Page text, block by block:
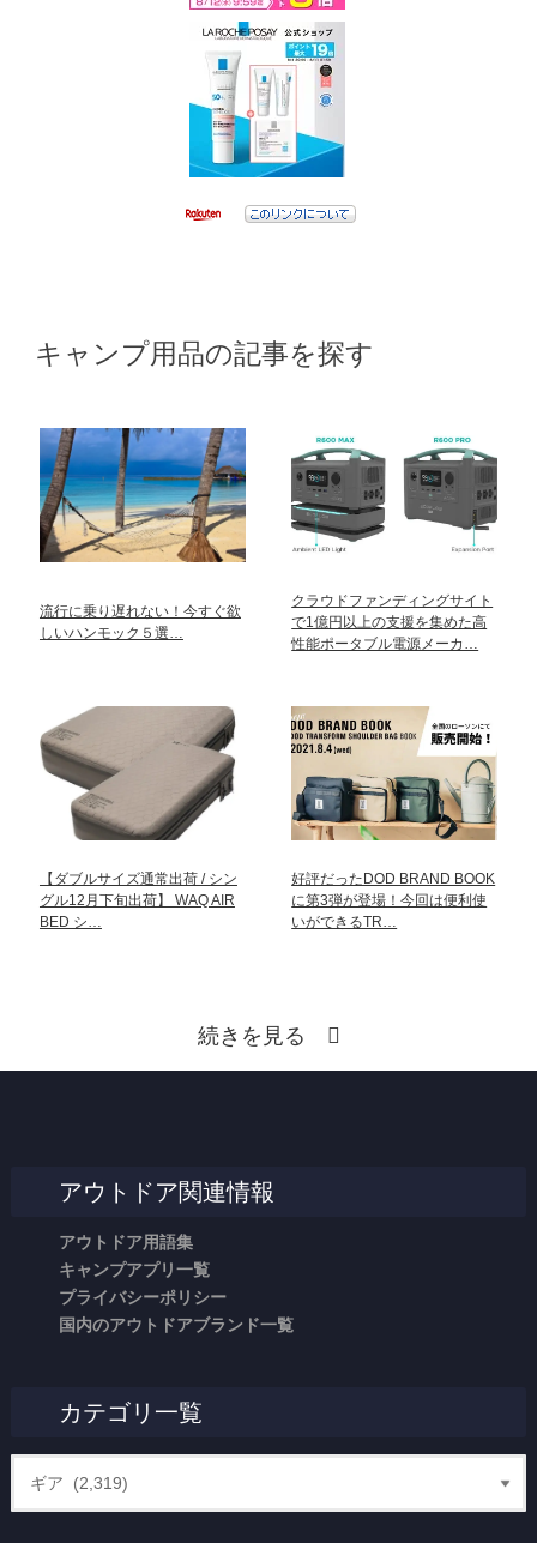
キャンプ用品の記事を探す
流行に乗り遅れない！今すぐ欲
しいハンモック５選…
クラウドファンディングサイト
で1億円以上の支援を集めた高
性能ポータブル電源メーカ…
【ダブルサイズ通常出荷 / シン
グル12月下旬出荷】 WAQ AIR
BED シ…
好評だったDOD BRAND BOOK
に第3弾が登場！今回は便利使
いができるTR…
続きを見る
アウトドア関連情報
アウトドア用語集
キャンプアプリ一覧
プライバシーポリシー
国内のアウトドアブランド一覧
カテゴリ一覧